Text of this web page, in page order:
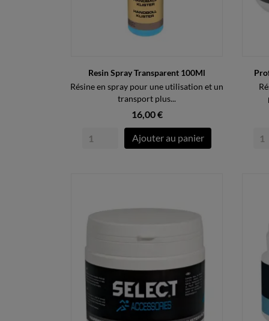
Resin Spray Transparent 100Ml
Résine en spray pour une utilisation et un
transport plus...
16,00 €
Ajouter au panier